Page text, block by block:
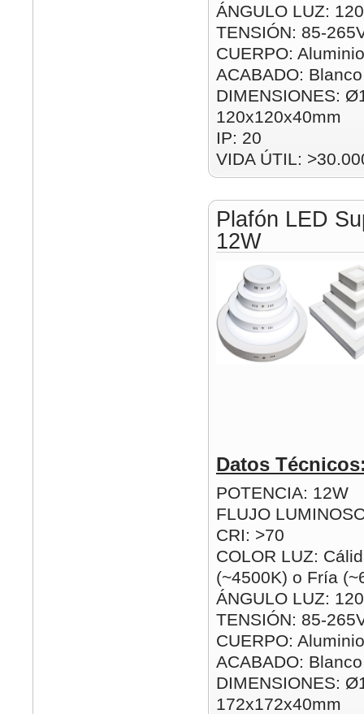
ÁNGULO LUZ:
TENSIÓN: 85-
CUERPO: Aluminio
ACABADO: Blanco
DIMENSIONES:
120x120x40mm
IP: 20
VIDA ÚTIL:
Plafón LED
12W
Datos
POTENCIA: 12W
FLUJO
CRI: >70
COLOR LUZ:
(~4500K) o Fría
ÁNGULO LUZ:
TENSIÓN: 85-
CUERPO: Aluminio
ACABADO: Blanco
DIMENSIONES:
172x172x40mm